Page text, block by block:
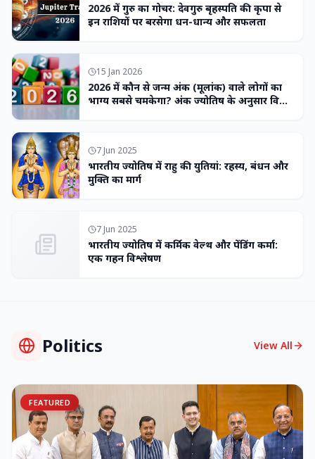
2026 में गुरु का गोचर: देवगुरु बृहस्पति की कृपा से
इन राशियों पर बरसेगा धन-धान्य और सफलता
15 Jan 2026
2026 में कौन से जन्म अंक (मूलांक) वाले लोगों का
भाग्य सबसे चमकेगा? अंक ज्योतिष के अनुसार विशेष
7 Jun 2025
भारतीय ज्योतिष में राहु की युतियां: रहस्य, बंधन और
मुक्ति का मार्ग
7 Jun 2025
भारतीय ज्योतिष में कर्मिक वेल्थ और पेंडिंग कर्मा:
एक गहन विश्लेषण
Politics View All
FEATURED